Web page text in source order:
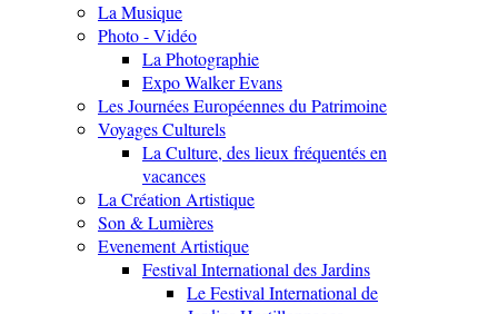
La Musique
Photo - Vidéo
La Photographie
Expo Walker Evans
Les Journées Européennes du Patrimoine
Voyages Culturels
La Culture, des lieux fréquentés en
vacances
La Création Artistique
Son & Lumières
Evenement Artistique
Festival International des Jardins
Le Festival International de